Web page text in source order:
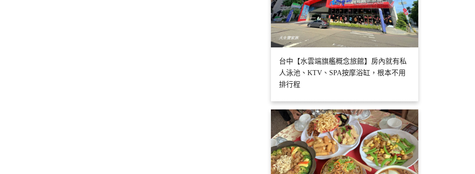
台中【水雲端旗艦概念旅館】房內就有私
人泳池、KTV、SPA按摩浴缸，根本不用
排行程